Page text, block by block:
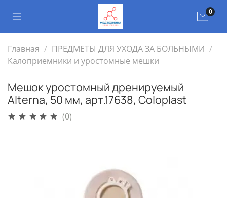
0
Главная
ПРЕДМЕТЫ ДЛЯ УХОДА ЗА БОЛЬНЫМИ
Калоприемники и уростомные мешки
Мешок уростомный дренируемый
Alterna, 50 мм, арт.17638, Coloplast
(0)